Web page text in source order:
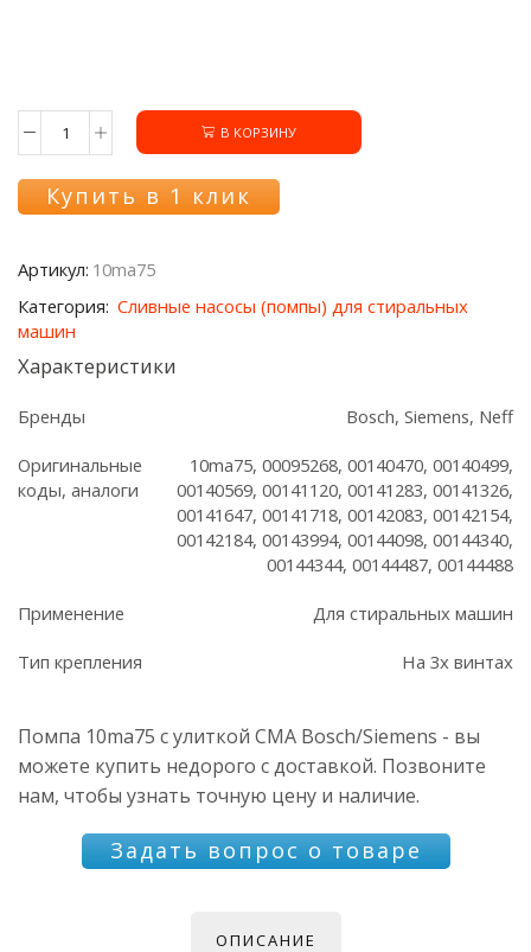
Количество
Помпа
10ma75
СМА
В КОРЗИНУ
Купить в 1 клик
Артикул: 10ma75
Категория: Сливные насосы (помпы) для стиральных
машин
Характеристики
Бренды Bosch, Siemens, Neff
Оригинальные
коды, аналоги
10ma75, 00095268, 00140470, 00140499,
00140569, 00141120, 00141283, 00141326,
00141647, 00141718, 00142083, 00142154,
00142184, 00143994, 00144098, 00144340,
00144344, 00144487, 00144488
Применение Для стиральных машин
Тип крепления На 3х винтах
Помпа 10ma75 с улиткой СМА Bosch/Siemens - вы
можете купить недорого с доставкой. Позвоните
нам, чтобы узнать точную цену и наличие.
Задать вопрос о товаре
ОПИСАНИЕ